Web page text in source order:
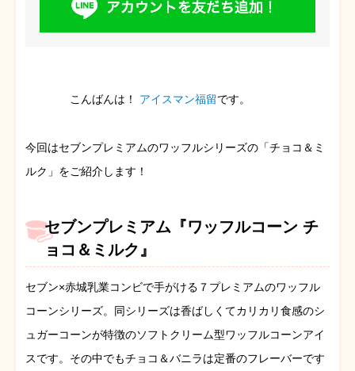
こんばんは！ アイスマン福留です。
今回はセブンプレミアムのワッフルシリーズの「チョコ＆ミ
ルク」をご紹介します！
セブンプレミアム『ワッフルコーン チ
ョコ＆ミルク』
セブン×赤城乳業コンビで手がける７プレミアムのワッフル
コーンシリーズ。同シリーズは香ばしくてカリカリ食感のシ
ュガーコーンが特徴のソフトクリーム型ワッフルコーンアイ
スです。その中でもチョコ＆バニラは定番のフレーバーです